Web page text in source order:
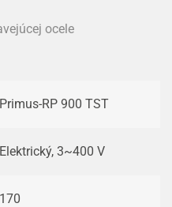
ocele
Primus-RP 900 TST
Elektrický, 3~400 V
170